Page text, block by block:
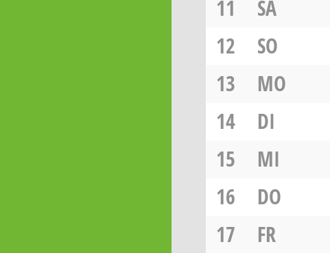
11
SA
12
SO
13
MO
14
DI
15
MI
16
DO
17
FR